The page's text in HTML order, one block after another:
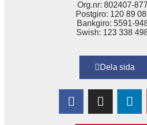
Org.nr: 802407-
Postgiro: 120 89
Bankgiro: 5591-
Swish: 123 338
Dela sida